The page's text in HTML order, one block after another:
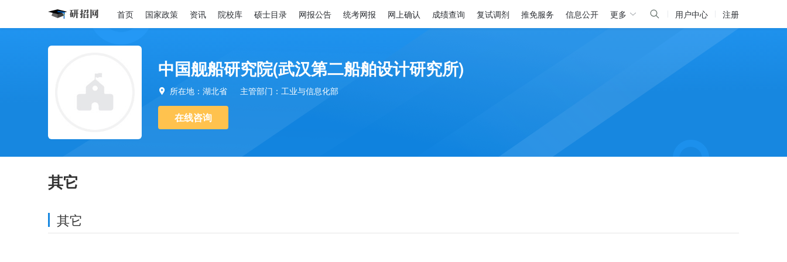
首页 国家政策 资讯 院校库 硕士目录 网报公告 统考网报 网上确认 成绩查询 复试调剂 推免服务 信息公开 更多 用户中心 注册
中国舰船研究院(武汉第二船舶设计研究所)
 所在地：湖北省 主管部门：工业与信息化部
在线咨询
其它
其它